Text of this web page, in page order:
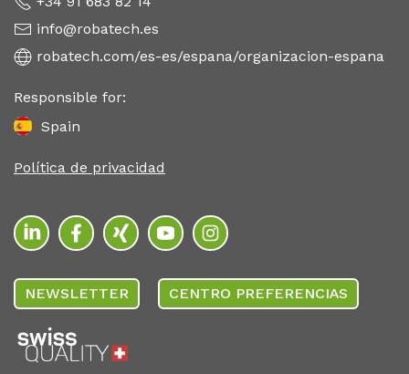
info@robatech.es
robatech.com/es-es/espana/organizacion-espana
Responsible for:
Spain
Política de privacidad
NEWSLETTER CENTRO PREFERENCIAS